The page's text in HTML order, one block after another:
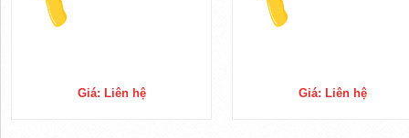
Giá: Liên hệ Giá: Liên hệ